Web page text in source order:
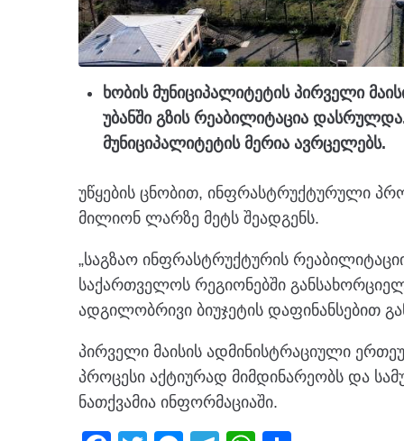
ხობის მუნიციპალიტეტის პირველი
უბანში გზის რეაბილიტაცია
მუნიციპალიტეტის მერია ავრცელებს.
უწყების ცნობით, ინფრასტრუქტურული
მილიონ ლარზე მეტს შეადგენს.
„საგზაო ინფრასტრუქტურის
საქართველოს რეგიონებში
ადგილობრივი ბიუჯეტის დაფინანსებით
პირველი მაისის ადმინისტრაციული
პროცესი აქტიურად მიმდინარეობს და
ნათქვამია ინფორმაციაში.